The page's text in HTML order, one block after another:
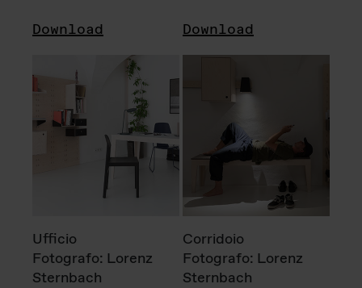
Download Download
Ufficio
Fotografo: Lorenz
Sternbach
Corridoio
Fotografo: Lorenz
Sternbach